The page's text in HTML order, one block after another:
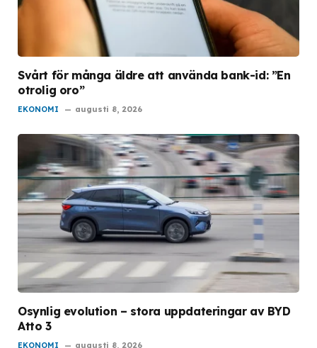
Svårt för många äldre att använda bank-id: ”En
otrolig oro”
EKONOMI augusti 8, 2026
Osynlig evolution – stora uppdateringar av BYD
Atto 3
EKONOMI augusti 8, 2026